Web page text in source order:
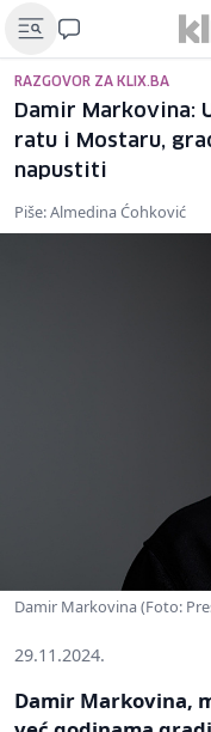
RAZGOVOR ZA KLIX.BA
Damir Markovina:
ratu i Mostaru,
napustiti
Piše: Almedina Ćohković
Damir Markovina (Foto:
29.11.2024.
Damir Markovina,